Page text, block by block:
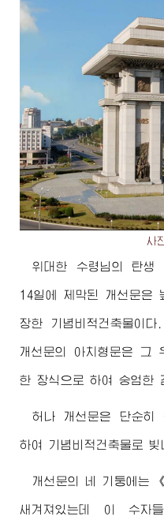
사
위대한 수령님 의 탄생
14일에 제막된 개선문은
장한 기념비적건축물이
개선문의 아치형문은 그
한 장식으로 하여 숭엄한
허나 개선문은 단순히
하여 기념비적건축물로 빛
개선문의 네 기둥에는
새겨져있는데 이 수자